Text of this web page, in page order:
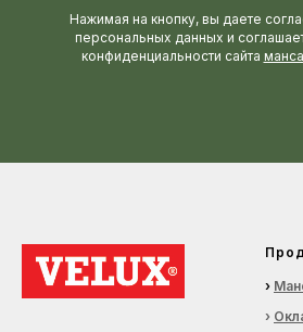
Нажимая на кнопку, вы даете
персональных данных и
конфиденциальности сайта
›
›